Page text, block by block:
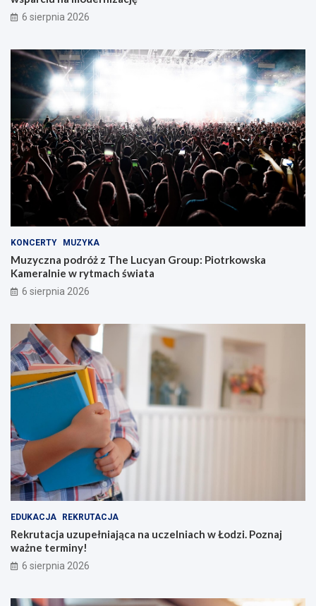
6 sierpnia 2026
KONCERTY MUZYKA
Muzyczna podróż z The Lucyan Group: Piotrkowska
Kameralnie w rytmach świata
6 sierpnia 2026
EDUKACJA REKRUTACJA
Rekrutacja uzupełniająca na uczelniach w Łodzi. Poznaj
ważne terminy!
6 sierpnia 2026